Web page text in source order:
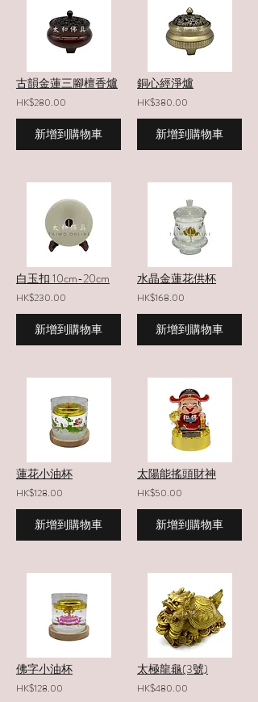
古韻金蓮三腳檀香爐
HK$280.00
新增到購物車
銅心經淨爐
HK$380.00
新增到購物車
白玉扣 10cm-20cm
HK$230.00
新增到購物車
水晶金蓮花供杯
HK$168.00
新增到購物車
蓮花小油杯
HK$128.00
新增到購物車
太陽能搖頭財神
HK$50.00
新增到購物車
佛字小油杯
HK$128.00
太極龍龜(3號)
HK$480.00